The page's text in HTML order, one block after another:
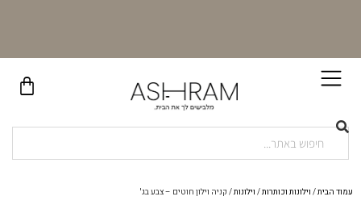
עמוד הבית/ וילונות וכותרות/ וילונות/ קניה וילון חוטים – צבע בג'